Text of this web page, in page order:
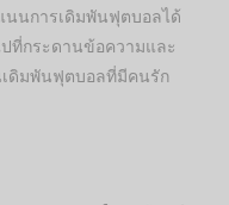
นการเดิมพันฟุตบอลได้
ที่กระดานข้อความและ
ดิมพันฟุตบอลที่มีคนรัก